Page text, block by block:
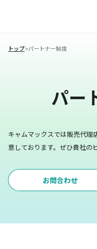
トップ>パートナー制度
パー
キャムマックスでは販売代理
意しております。 ぜひ貴社の
お問合わせ